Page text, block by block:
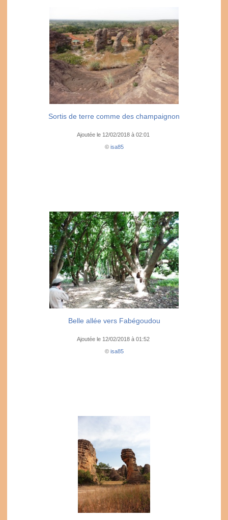
Sortis de terre comme des champaignon
Ajoutée le 12/02/2018 à 02:01
© isa85
Belle allée vers Fabégoudou
Ajoutée le 12/02/2018 à 01:52
© isa85